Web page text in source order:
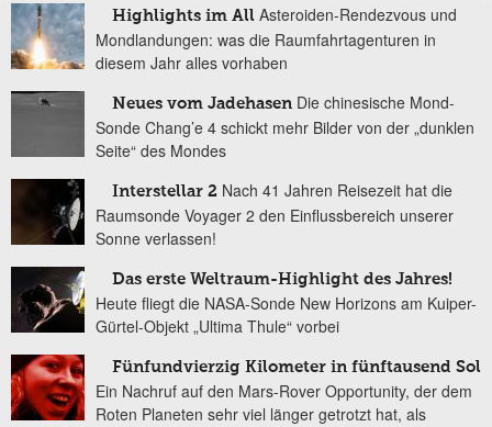
Highlights im All Asteroiden-Rendezvous und
Mondlandungen: was die Raumfahrtagenturen in
diesem Jahr alles vorhaben
Neues vom Jadehasen Die chinesische Mond-
Sonde Chang’e 4 schickt mehr Bilder von der „dunklen
Seite“ des Mondes
Interstellar 2 Nach 41 Jahren Reisezeit hat die
Raumsonde Voyager 2 den Einflussbereich unserer
Sonne verlassen!
Das erste Weltraum-Highlight des Jahres!
Heute fliegt die NASA-Sonde New Horizons am Kuiper-
Gürtel-Objekt „Ultima Thule“ vorbei
Fünfundvierzig Kilometer in fünftausend Sol
Ein Nachruf auf den Mars-Rover Opportunity, der dem
Roten Planeten sehr viel länger getrotzt hat, als